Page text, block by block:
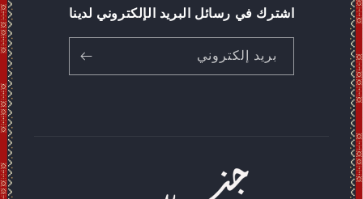
اشترك في رسائل البريد الإلكتروني لدينا
بريد إلكتروني